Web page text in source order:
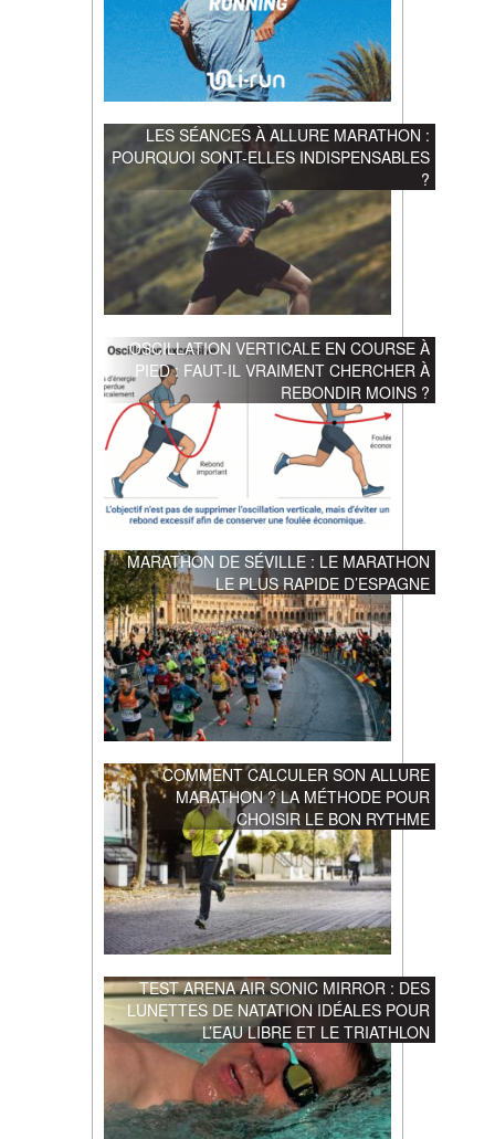
LES SÉANCES À ALLURE MARATHON :
POURQUOI SONT-ELLES INDISPENSABLES
?
OSCILLATION VERTICALE EN COURSE À
PIED : FAUT-IL VRAIMENT CHERCHER À
REBONDIR MOINS ?
MARATHON DE SÉVILLE : LE MARATHON
LE PLUS RAPIDE D’ESPAGNE
COMMENT CALCULER SON ALLURE
MARATHON ? LA MÉTHODE POUR
CHOISIR LE BON RYTHME
TEST ARENA AIR SONIC MIRROR : DES
LUNETTES DE NATATION IDÉALES POUR
L’EAU LIBRE ET LE TRIATHLON